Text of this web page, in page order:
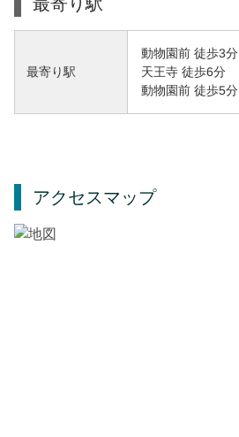
最寄り駅
動物園前 徒歩3分
天王寺 徒歩6分
動物園前 徒歩5分
アクセスマップ